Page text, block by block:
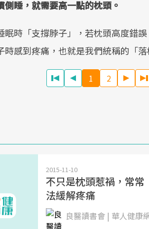
側睡，就需要高一點的枕頭。
眠時「支撐脖子」，若枕頭高度錯
時感到疼痛，也就是我們統稱的「落
1 2
2015-11-10
不只是枕頭惹禍，常
法緩解疼痛
良醫讀書會 | 華人健康